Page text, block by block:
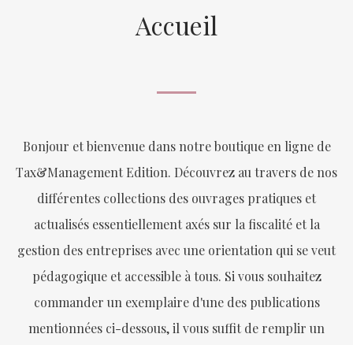
Accueil
Bonjour et bienvenue dans notre boutique en ligne de
Tax&Management Edition. Découvrez au travers de nos
différentes collections des ouvrages pratiques et
actualisés essentiellement axés sur la fiscalité et la
gestion des entreprises avec une orientation qui se veut
pédagogique et accessible à tous. Si vous souhaitez
commander un exemplaire d'une des publications
mentionnées ci-dessous, il vous suffit de remplir un